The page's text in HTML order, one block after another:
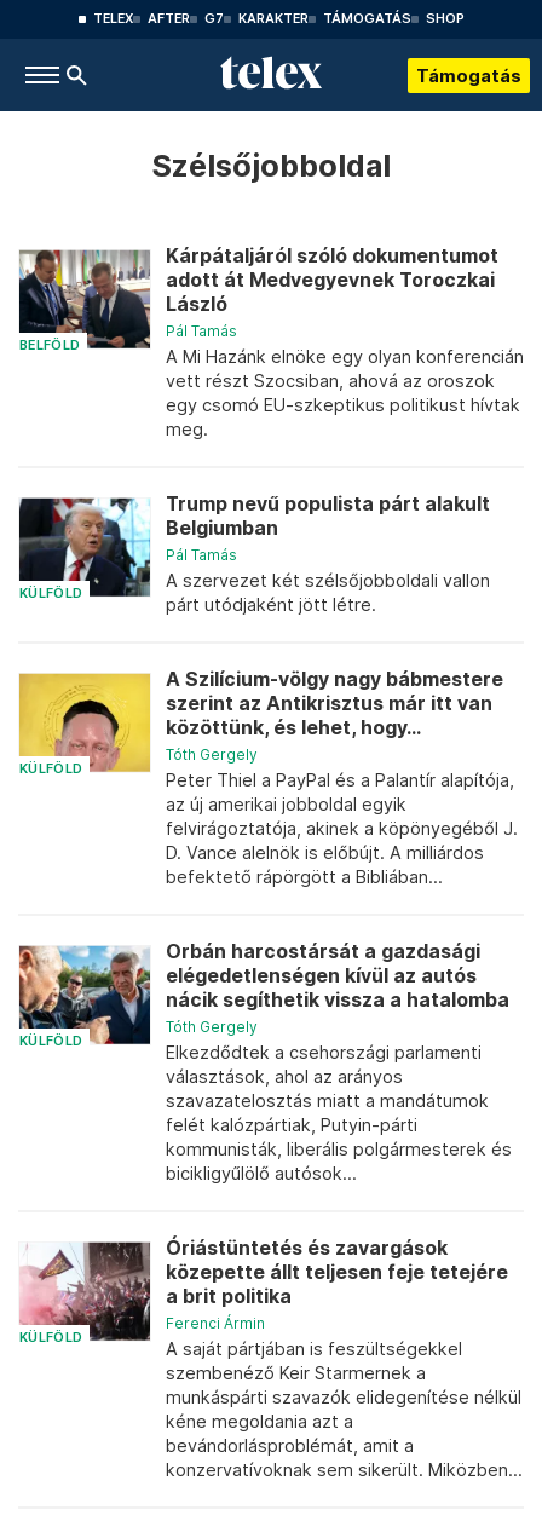
TELEX AFTER G7 KARAKTER TÁMOGATÁS SHOP
Támogatás
Szélsőjobboldal
BELFÖLD
Kárpátaljáról szóló dokumentumot
adott át Medvegyevnek Toroczkai
László
Pál Tamás
A Mi Hazánk elnöke egy olyan konferencián
vett részt Szocsiban, ahová az oroszok
egy csomó EU-szkeptikus politikust hívtak
meg.
KÜLFÖLD
Trump nevű populista párt alakult
Belgiumban
Pál Tamás
A szervezet két szélsőjobboldali vallon
párt utódjaként jött létre.
KÜLFÖLD
A Szilícium-völgy nagy bábmestere
szerint az Antikrisztus már itt van
közöttünk, és lehet, hogy...
Tóth Gergely
Peter Thiel a PayPal és a Palantír alapítója,
az új amerikai jobboldal egyik
felvirágoztatója, akinek a köpönyegéből J.
D. Vance alelnök is előbújt. A milliárdos
befektető rápörgött a Bibliában...
KÜLFÖLD
Orbán harcostársát a gazdasági
elégedetlenségen kívül az autós
nácik segíthetik vissza a hatalomba
Tóth Gergely
Elkezdődtek a csehországi parlamenti
választások, ahol az arányos
szavazatelosztás miatt a mandátumok
felét kalózpártiak, Putyin-párti
kommunisták, liberális polgármesterek és
bicikligyűlölő autósok...
KÜLFÖLD
Óriástüntetés és zavargások
közepette állt teljesen feje tetejére
a brit politika
Ferenci Ármin
A saját pártjában is feszültségekkel
szembenéző Keir Starmernek a
munkáspárti szavazók elidegenítése nélkül
kéne megoldania azt a
bevándorlásproblémát, amit a
konzervatívoknak sem sikerült. Miközben...